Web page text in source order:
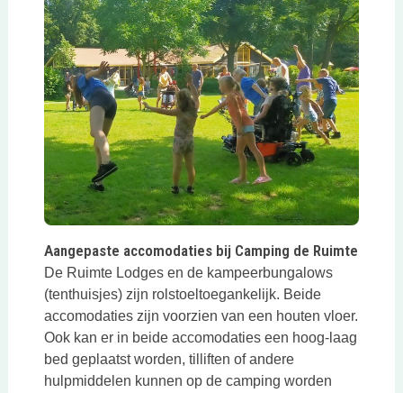
Aangepaste accomodaties bij Camping de Ruimte
De Ruimte Lodges en de kampeerbungalows
(tenthuisjes) zijn rolstoeltoegankelijk. Beide
accomodaties zijn voorzien van een houten vloer.
Ook kan er in beide accomodaties een hoog-laag
bed geplaatst worden, tilliften of andere
hulpmiddelen kunnen op de camping worden